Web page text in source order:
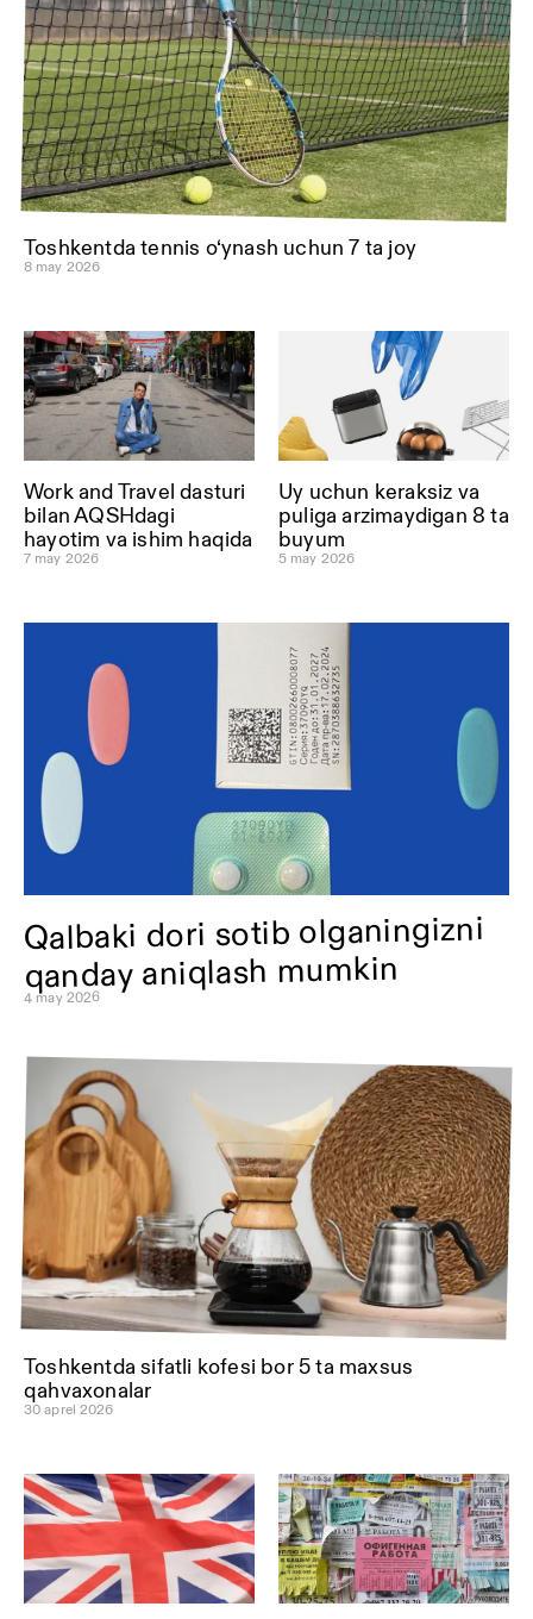
Toshkentda tennis o‘ynash uchun 7 ta joy
8 may 2026
Work and Travel dasturi
bilan AQSHdagi
hayotim va ishim haqida
7 may 2026
Uy uchun keraksiz va
puliga arzimaydigan 8 ta
buyum
5 may 2026
Qalbaki dori sotib olganingizni
qanday aniqlash mumkin
4 may 2026
Toshkentda sifatli kofesi bor 5 ta maxsus
qahvaxonalar
30 aprel 2026